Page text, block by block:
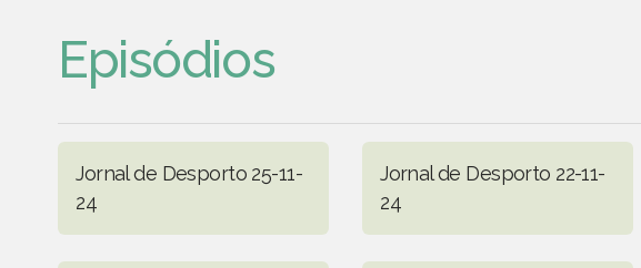
Episódios
Jornal de Desporto 25-11-
24
Jornal de Desporto 22-11-
24